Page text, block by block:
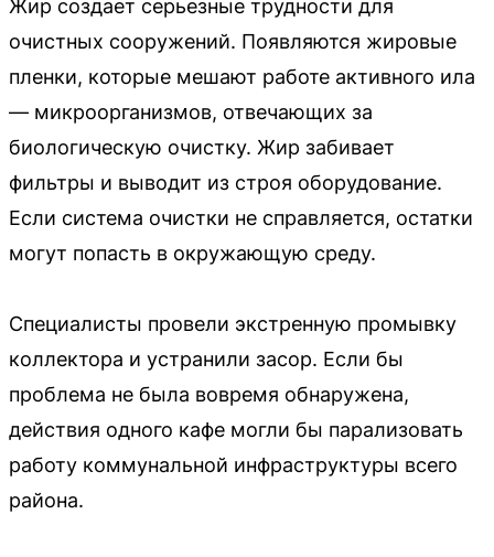
Жир создает серьезные трудности для
очистных сооружений. Появляются жировые
пленки, которые мешают работе активного ила
— микроорганизмов, отвечающих за
биологическую очистку. Жир забивает
фильтры и выводит из строя оборудование.
Если система очистки не справляется, остатки
могут попасть в окружающую среду.
Специалисты провели экстренную промывку
коллектора и устранили засор. Если бы
проблема не была вовремя обнаружена,
действия одного кафе могли бы парализовать
работу коммунальной инфраструктуры всего
района.